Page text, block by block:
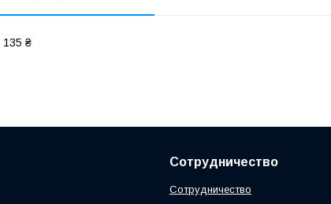
135 ₴
Сотрудничество
Сотрудничество